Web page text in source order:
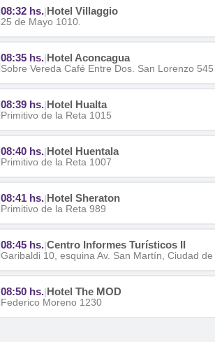
08:32 hs.|Hotel Villaggio
25 de Mayo 1010.
08:35 hs.|Hotel Aconcagua
Sobre Vereda Café Entre Dos. San Lorenzo 545
08:39 hs.|Hotel Hualta
Primitivo de la Reta 1015
08:40 hs.|Hotel Huentala
Primitivo de la Reta 1007
08:41 hs.|Hotel Sheraton
Primitivo de la Reta 989
08:45 hs.|Centro Informes Turísticos II
Garibaldi 10, esquina Av. San Martín, Ciudad
08:50 hs.|Hotel The MOD
Federico Moreno 1230